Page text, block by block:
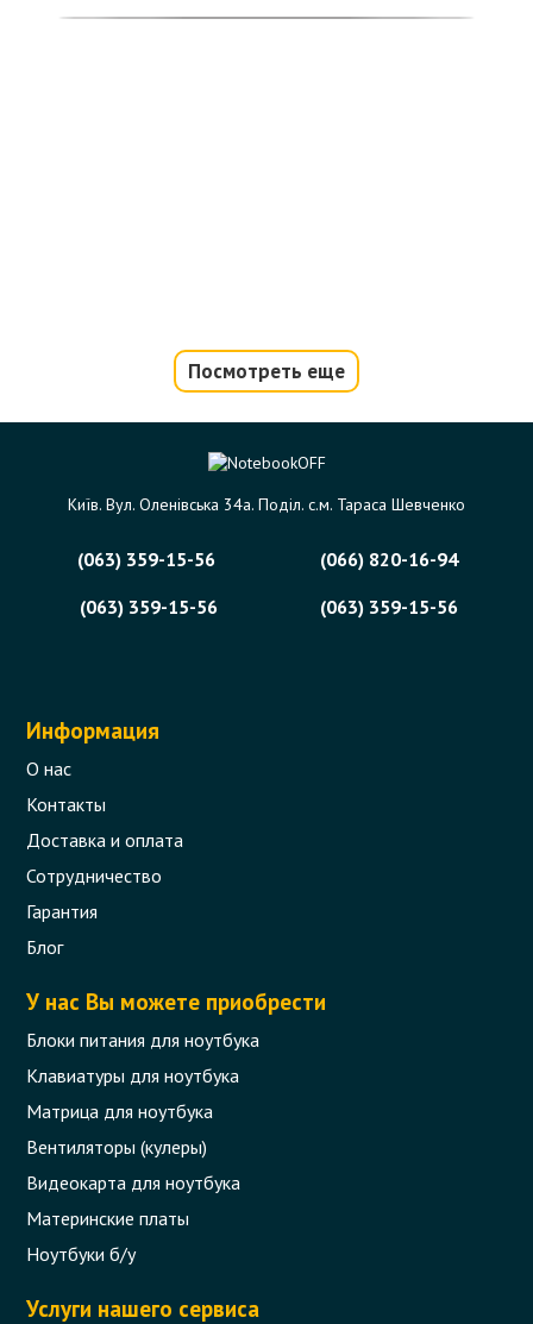
Посмотреть еще
Київ. Вул. Оленівська 34а. Поділ. с.м. Тараса Шевченко
(063) 359-15-56
(066) 820-16-94
(063) 359-15-56
(063) 359-15-56
Информация
О нас
Контакты
Доставка и оплата
Сотрудничество
Гарантия
Блог
У нас Вы можете приобрести
Блоки питания для ноутбука
Клавиатуры для ноутбука
Матрица для ноутбука
Вентиляторы (кулеры)
Видеокарта для ноутбука
Материнские платы
Ноутбуки б/у
Услуги нашего сервиса